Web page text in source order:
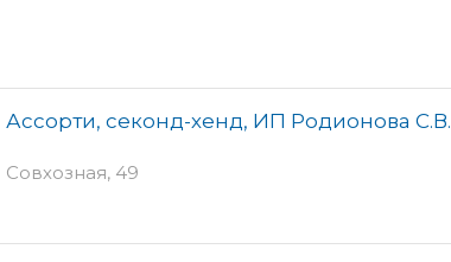
Ассорти, секонд-хенд, ИП Родионова С.В.
Совхозная, 49